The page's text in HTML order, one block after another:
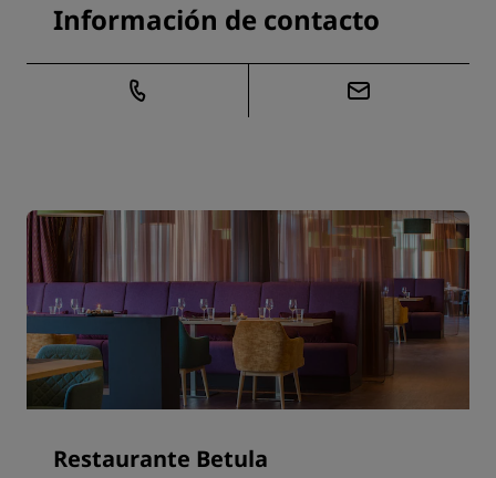
Información de contacto
Restaurante Betula